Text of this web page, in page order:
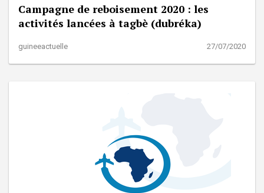
Campagne de reboisement 2020 : les
activités lancées à tagbè (dubréka)
guineeactuelle 27/07/2020